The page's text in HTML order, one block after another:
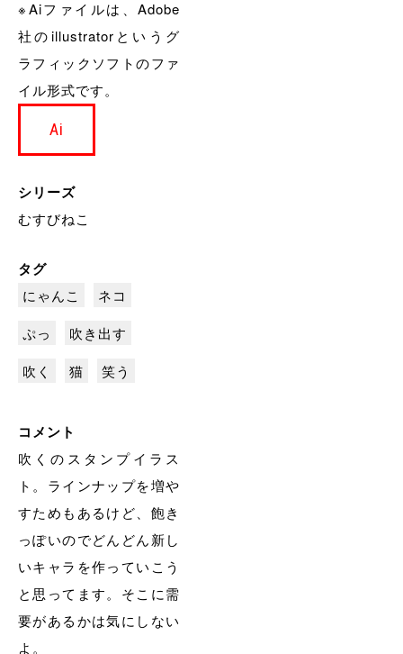
※Aiファイルは、Adobe
社のillustratorというグ
ラフィックソフトのファ
イル形式です。
Ai
シリーズ
むすびねこ
タグ
にゃんこ
ネコ
ぷっ
吹き出す
吹く
猫 笑う
コメント
吹くのスタンプイラス
ト。ラインナップを増や
すためもあるけど、飽き
っぽいのでどんどん新し
いキャラを作っていこう
と思ってます。そこに需
要があるかは気にしない
よ。